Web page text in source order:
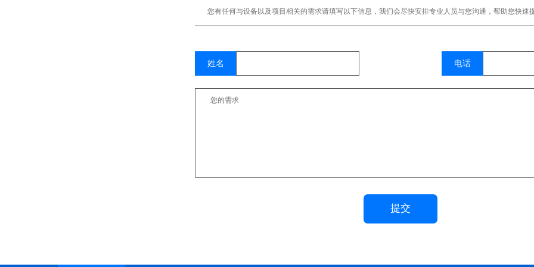
您有任何与设备以及项目相关的需求请填写以下信息，我们会尽快安排专业人员与您沟通，帮助您快速
姓名 电话
提交